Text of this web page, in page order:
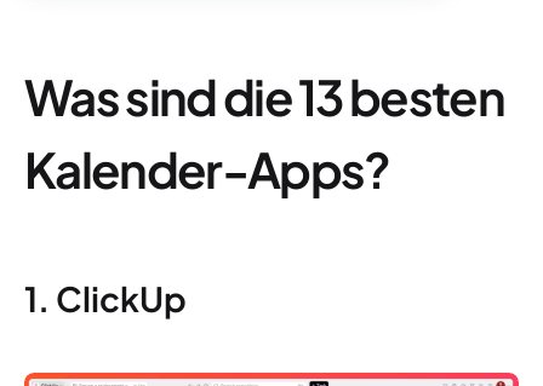
Was sind die 13 besten
Kalender-Apps?
1. ClickUp